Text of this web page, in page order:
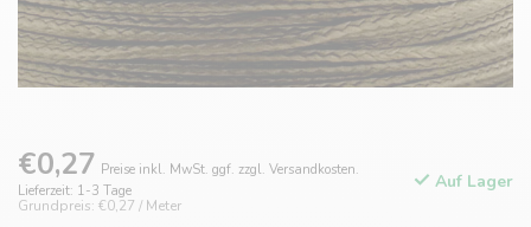
€0,27 Preise inkl. MwSt. ggf. zzgl. Versandkosten.
Lieferzeit: 1-3 Tage
Grundpreis: €0,27 / Meter
Auf Lager